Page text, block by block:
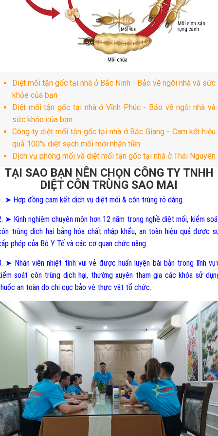
Diệt mối tận gốc tại nhà ở Bắc Ninh - Bảo về ngôi nhà và sức
khỏe của bạn
Diệt mối tận gốc tại nhà ở Vĩnh Phúc - Bảo về ngôi nhà và
sức khỏe của bạn
Công ty diệt mối tận gốc tại nhà ở Bắc Giang - Cam kết hiệu
quả 100% diệt sạch mối mới nhận tiền
Dịch vụ phòng mối và diệt mối tận gốc tại nhà ở Thái Nguyên
TẠI SAO BẠN NÊN CHỌN CÔNG TY TNHH
DIỆT CÔN TRÙNG SAO MAI
➤ Hợp đồng cam kết dịch vụ diệt mối & côn trùng rõ dàng.
➤ Kinh nghiệm chuyên môn hơn 12 năm trong nghề diệt mối, kiểm
trùng dịch hại bằng hóa chất nhập khẩu, an toàn hiệu quả được
phép của Bộ Y Tế và các cơ quan chức năng.
➤ Nhân viên nhiệt tình vui vẻ được huấn luyện bài bản trong lĩnh
soát côn trùng dịch hại, thường xuyên tham gia các khóa sử
an toàn do chi cục bảo vệ thực vật tổ chức.